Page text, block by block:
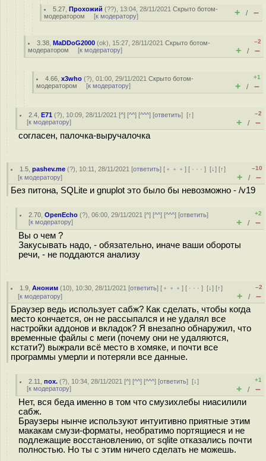
5.27 ,Прохожий (??), 13:04, 28/11/2021Скрыто ботом-
модератором [к модератору] + / –
3.38 ,MaDDoG2000 (ok), 15:27, 28/11/2021Скрыто ботом-
модератором [к модератору]
–2
+ / –
4.66 ,x3who (?), 01:00, 29/11/2021Скрыто ботом-
модератором [к модератору]
+1
+ / –
2.4 ,E71 (?), 10:09, 28/11/2021 [^] [^^] [^^^] [ответить][↑]
[к модератору]
–2
+ / –
согласен, палочка-выручалочка
1.5 ,pashev.me (?), 10:11, 28/11/2021 [ответить] [ ﹢﹢﹢] [ · · ·][↓] [↑]
[к модератору]
–10
+ / –
Без питона, SQLite и gnuplot это было бы невозможно - /v19
2.70 ,OpenEcho (?), 06:00, 29/11/2021 [^] [^^] [^^^] [ответить]
[к модератору]
+2
+ / –
Вы о чем ?
Закусывать надо, - обязательно, иначе ваши обороты
речи, - не поддаются анализу
1.9 ,Аноним (10), 10:30, 28/11/2021 [ответить] [ ﹢﹢﹢] [ · · ·][↓] [↑]
[к модератору]
–2
+ / –
Браузер ведь использует сабж? Как сделать, чтобы когда
место кончается, он не рассыпался и не удалял все
настройки аддонов и вкладок? Я внезапно обнаружил, что
временные файлы с меги (почему они не удаляются,
кстати?) выжрали всё место в хомяке, и почти все
программы умерли и потеряли все данные.
2.11 ,пох. (?), 10:34, 28/11/2021 [^] [^^] [^^^] [ответить][↓]
[к модератору]
+1
+ / –
Нет, вся беда именно в том что смузихлебы ниасилили
сабж.
Браузеры нынче используют интуитивно приятные этим
макакам смузи-форматы, необратимо портящиеся и не
подлежащие восстановлению, от sqlite отказались почти
полностью. Но ты с этим ничего сделать не можешь.